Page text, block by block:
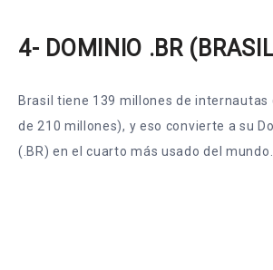
4- DOMINIO .BR
Brasil tiene 139 millones de internautas
de 210 millones), y eso convierte a su
(.BR) en el cuarto más usado del mundo.